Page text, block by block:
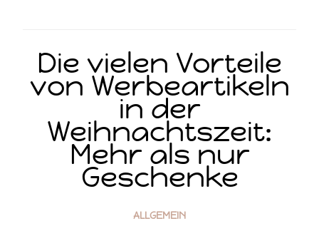
Die vielen Vorteile
von Werbeartikeln
in der
Weihnachtszeit:
Mehr als nur
Geschenke
ALLGEMEIN